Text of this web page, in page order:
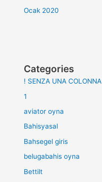
Ocak 2020
Categories
! SENZA UNA COLONNA
1
aviator oyna
Bahisyasal
Bahsegel giris
belugabahis oyna
Bettilt